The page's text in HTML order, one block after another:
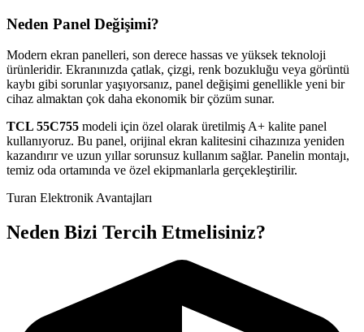
Neden Panel Değişimi?
Modern ekran panelleri, son derece hassas ve yüksek teknoloji
ürünleridir. Ekranınızda çatlak, çizgi, renk bozukluğu veya görüntü
kaybı gibi sorunlar yaşıyorsanız, panel değişimi genellikle yeni bir
cihaz almaktan çok daha ekonomik bir çözüm sunar.
TCL 55C755 modeli için özel olarak üretilmiş A+ kalite panel
kullanıyoruz. Bu panel, orijinal ekran kalitesini cihazınıza yeniden
kazandırır ve uzun yıllar sorunsuz kullanım sağlar. Panelin montajı,
temiz oda ortamında ve özel ekipmanlarla gerçekleştirilir.
Turan Elektronik Avantajları
Neden Bizi Tercih Etmelisiniz?